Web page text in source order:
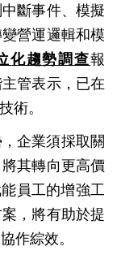
斷事件、模擬
營運邏輯和模
化趨勢調查報
管表示，已在
術。
企業須採取關
其轉向更高價
員工的增強工
，將有助於提
作綜效。